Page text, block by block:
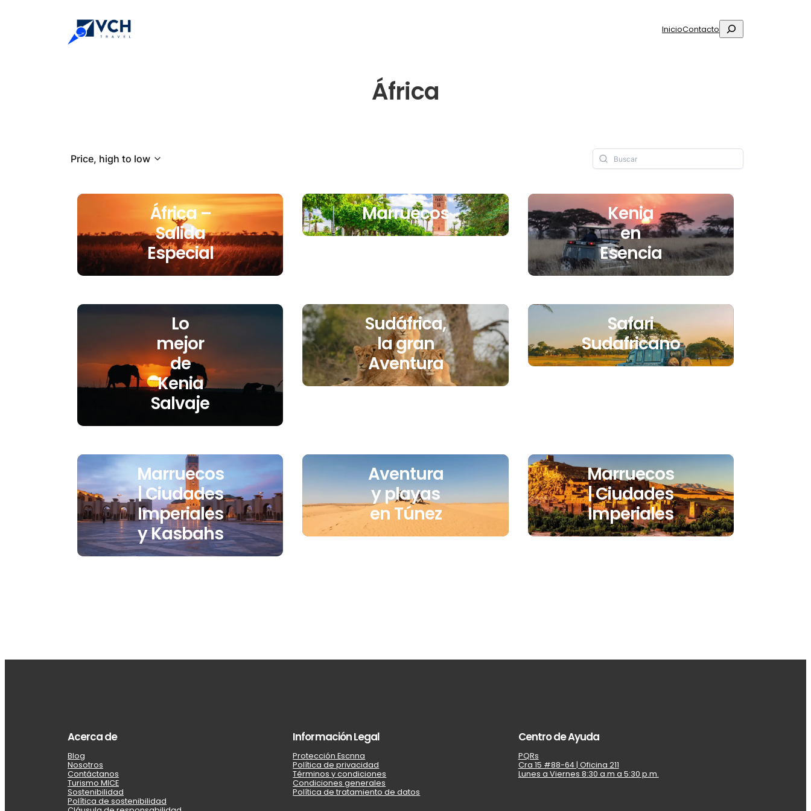
InicioContactoBuscar
África
Price, high to low
África –
Salida
Especial
Marruecos
Kenia
en
Esencia
Lo
mejor
de
Kenia
Salvaje
Sudáfrica,
la gran
Aventura
Safari
Sudafricano
Marruecos
| Ciudades
Imperiales
y Kasbahs
Aventura
y playas
en Túnez
Marruecos
| Ciudades
Imperiales
Acerca de
Blog
Nosotros
Contáctanos
Turismo MICE
Sostenibilidad
Política de sostenibilidad
Información Legal
Protección Escnna
Política de privacidad
Términos y condiciones
Condiciones generales
Política de tratamiento de datos
Centro de Ayuda
PQRs
Cra 15 #88-64 | Oficina 211
Lunes a Viernes 8:30 a.m a 5:30 p.m.